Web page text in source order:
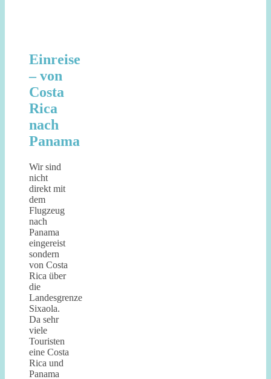
Einreise
– von
Costa
Rica
nach
Panama
Wir sind
nicht
direkt mit
dem
Flugzeug
nach
Panama
eingereist
sondern
von Costa
Rica über
die
Landesgrenze
Sixaola.
Da sehr
viele
Touristen
eine Costa
Rica und
Panama